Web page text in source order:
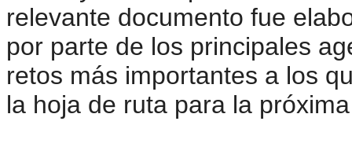
relevante documento fue
por parte de los principales
retos más importantes a los
la hoja de ruta para la